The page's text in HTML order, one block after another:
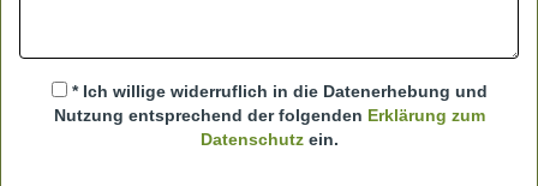
* Ich willige widerruflich in die Datenerhebung und
Nutzung entsprechend der folgenden Erklärung zum
Datenschutzein.